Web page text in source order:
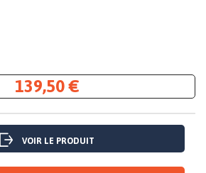
139,50 €
VOIR LE PRODUIT